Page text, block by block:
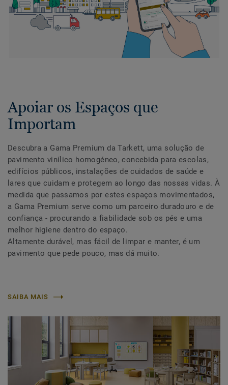
Apoiar os Espaços que
Importam
Descubra a Gama Premium da Tarkett, uma solução de
pavimento vinílico homogéneo, concebida para escolas,
edifícios públicos, instalações de cuidados de saúde e
lares que cuidam e protegem ao longo das nossas vidas. À
medida que passamos por estes espaços movimentados,
a Gama Premium serve como um parceiro duradouro e de
confiança - procurando a fiabilidade sob os pés e uma
melhor higiene dentro do espaço.
Altamente durável, mas fácil de limpar e manter, é um
pavimento que pede pouco, mas dá muito.
SAIBA MAIS